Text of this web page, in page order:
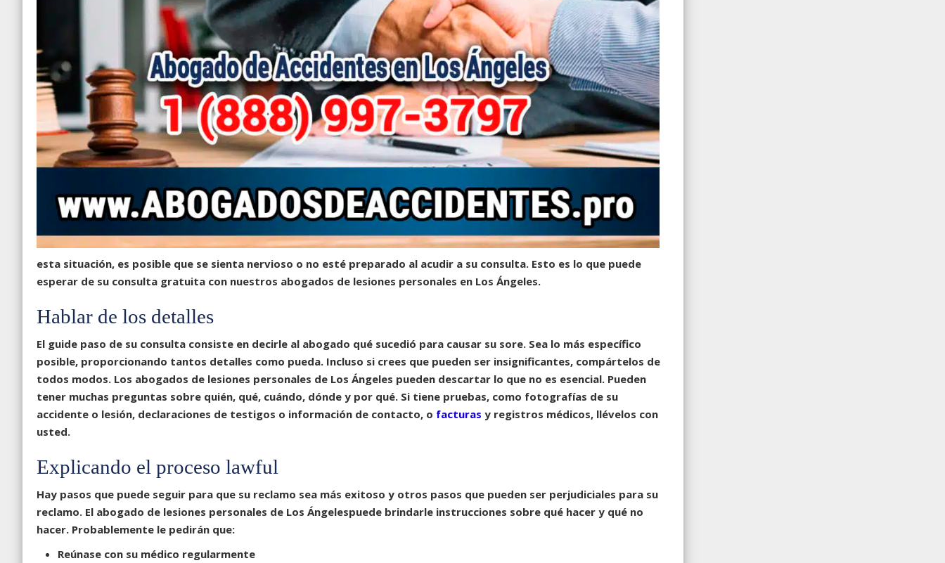
esta situación, es posible que se sienta nervioso o no esté preparado al acudir a su consulta. Esto es lo que puede
esperar de su consulta gratuita con nuestros abogados de lesiones personales en Los Ángeles.
Hablar de los detalles
El guide paso de su consulta consiste en decirle al abogado qué sucedió para causar su sore. Sea lo más específico
posible, proporcionando tantos detalles como pueda. Incluso si crees que pueden ser insignificantes, compártelos de
todos modos. Los abogados de lesiones personales de Los Ángeles pueden descartar lo que no es esencial. Pueden
tener muchas preguntas sobre quién, qué, cuándo, dónde y por qué. Si tiene pruebas, como fotografías de su
accidente o lesión, declaraciones de testigos o información de contacto, o facturas y registros médicos, llévelos con
usted.
Explicando el proceso lawful
Hay pasos que puede seguir para que su reclamo sea más exitoso y otros pasos que pueden ser perjudiciales para su
reclamo. El abogado de lesiones personales de Los Ángelespuede brindarle instrucciones sobre qué hacer y qué no
hacer. Probablemente le pedirán que:
Reúnase con su médico regularmente